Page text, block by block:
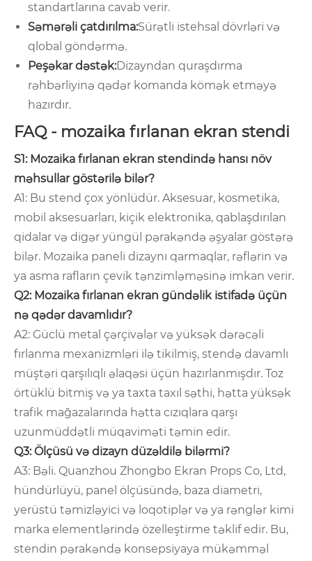
standartlarına cavab verir.
Səmərəli çatdırılma:Sürətli istehsal dövrləri və
qlobal göndərmə.
Peşəkar dəstək:Dizayndan quraşdırma
rəhbərliyinə qədər komanda kömək etməyə
hazırdır.
FAQ - mozaika fırlanan ekran stendi
S1: Mozaika fırlanan ekran stendində hansı növ
məhsullar göstərilə bilər?
A1: Bu stend çox yönlüdür. Aksesuar, kosmetika,
mobil aksesuarları, kiçik elektronika, qablaşdırılan
qidalar və digər yüngül pərakəndə əşyalar göstərə
bilər. Mozaika paneli dizaynı qarmaqlar, rəflərin və
ya asma rafların çevik tənzimləməsinə imkan verir.
Q2: Mozaika fırlanan ekran gündəlik istifadə üçün
nə qədər davamlıdır?
A2: Güclü metal çərçivələr və yüksək dərəcəli
fırlanma mexanizmləri ilə tikilmiş, stendə davamlı
müştəri qarşılıqlı əlaqəsi üçün hazırlanmışdır. Toz
örtüklü bitmiş və ya taxta taxıl səthi, hətta yüksək
trafik mağazalarında hətta cızıqlara qarşı
uzunmüddətli müqaviməti təmin edir.
Q3: Ölçüsü və dizayn düzəldilə bilərmi?
A3: Bəli. Quanzhou Zhongbo Ekran Props Co, Ltd,
hündürlüyü, panel ölçüsündə, baza diametri,
yerüstü təmizləyici və loqotiplər və ya rənglər kimi
marka elementlərində özelleştirme təklif edir. Bu,
stendin pərakəndə konsepsiyaya mükəmməl